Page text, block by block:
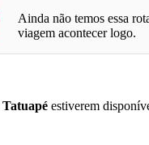
Ainda não temos essa
viagem acontecer logo.
Tatuapé estiverem